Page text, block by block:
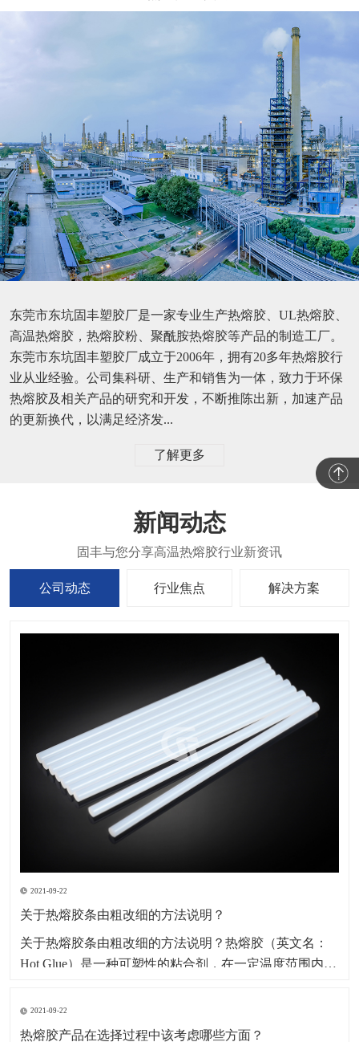
东莞市东坑固丰塑胶厂是一家专业生产热熔胶、UL热熔胶、
高温热熔胶，热熔胶粉、聚酰胺热熔胶等产品的制造工厂。
东莞市东坑固丰塑胶厂成立于2006年，拥有20多年热熔胶行
业从业经验。公司集科研、生产和销售为一体，致力于环保
热熔胶及相关产品的研究和开发，不断推陈出新，加速产品
的更新换代，以满足经济发...
了解更多
新闻动态
公司动态 行业焦点 解决方案
2021-09-22
关于热熔胶条由粗改细的方法说明？
​关于热熔胶条由粗改细的方法说明？热熔胶（英文名：
Hot Glue）是一种可塑性的粘合剂，在一定温度范围内其
无味，属环保型化学产品。因其产品本身系固体，便于
包装、运输、存储、无溶剂、无污染、无毒型；以及生
2021-09-22
热熔胶产品在选择过程中该考虑哪些方面？